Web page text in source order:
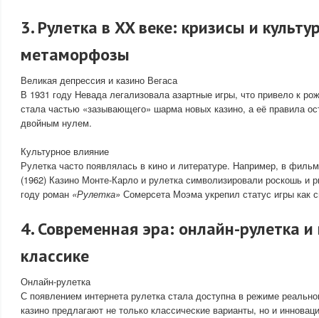
3. Рулетка в XX веке: кризисы и
метаморфозы
Великая депрессия и казино Вегаса
В 1931 году Невада легализовала азартные игры, что привело к
стала частью «зазывающего» шарма новых казино, а её правила
двойным нулем.
Культурное влияние
Рулетка часто появлялась в кино и литературе. Например, в
(1962) Казино Монте-Карло и рулетка символизировали роскошь и
году роман «Рулетка» Сомерсета Моэма укрепил статус игры как
4. Современная эра: онлайн-рулетка
классике
Онлайн-рулетка
С появлением интернета рулетка стала доступна в режиме
казино предлагают не только классические варианты, но и